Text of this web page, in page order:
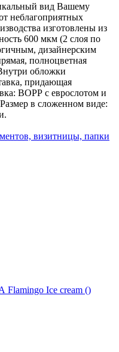
вид Вашему
неблагоприятных
изготовлены из
600 мкм (2 слоя по
дизайнерским
полноцветная
обложки
придающая
ВОРР с еврослотом и
в сложенном виде:
визитницы, папки
Ice cream ()